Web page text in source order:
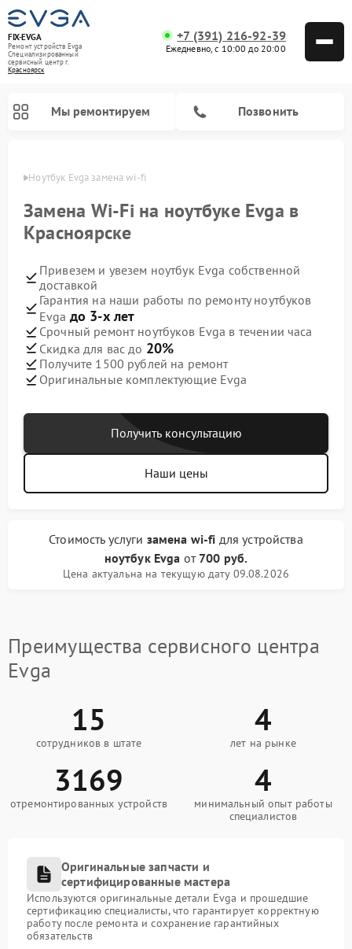
FIX-EVGA
Ремонт устройств Evga
Специализированный
cервисный центр г.
Красноярск
+7 (391) 216-92-39
Ежедневно, с 10:00 до 20:00
Мы ремонтируем Позвонить
Ноутбук Evga замена wi-fi
Замена Wi-Fi на ноутбуке Evga в
Красноярске
Привезем и увезем ноутбук Evga собственной
доставкой
Гарантия на наши работы по ремонту ноутбуков
Evga до 3-х лет
Срочный ремонт ноутбуков Evga в течении часа
Скидка для вас до 20%
Получите 1500 рублей на ремонт
Оригинальные комплектующие Evga
Получить консультацию
Наши цены
Стоимость услуги замена wi-fi для устройства
ноутбук Evga от 700 руб.
Цена актуальна на текущую дату 09.08.2026
Преимущества сервисного центра
Evga
15
сотрудников в штате
4
лет на рынке
3169
отремонтированных устройств
4
минимальный опыт работы
специалистов
Оригинальные запчасти и
сертифицированные мастера
Используются оригинальные детали Evga и прошедшие
сертификацию специалисты, что гарантирует корректную
работу после ремонта и сохранение гарантийных
обязательств